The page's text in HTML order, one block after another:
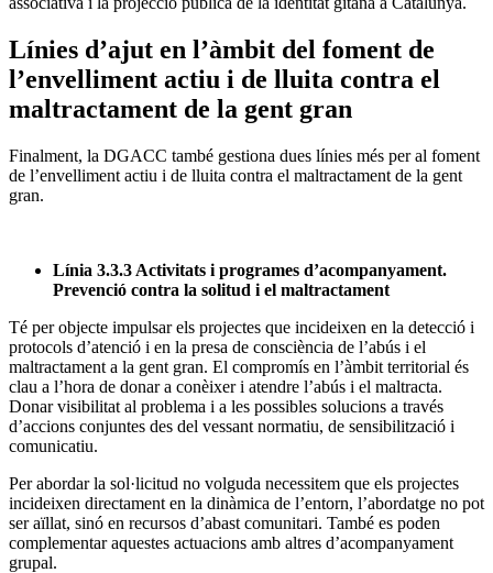
Línies d’ajut en l’àmbit del foment de
l’envelliment actiu i de lluita contra el
maltractament de la gent gran
Finalment, la DGACC també gestiona dues línies més per al foment
de l’envelliment actiu i de lluita contra el maltractament de la gent
gran.
Línia 3.3.3 Activitats i programes d’acompanyament.
Prevenció contra la solitud i el maltractament
Té per objecte impulsar els projectes que incideixen en la detecció i
protocols d’atenció i en la presa de consciència de l’abús i el
maltractament a la gent gran. El compromís en l’àmbit territorial és
clau a l’hora de donar a conèixer i atendre l’abús i el maltracta.
Donar visibilitat al problema i a les possibles solucions a través
d’accions conjuntes des del vessant normatiu, de sensibilització i
comunicatiu.
Per abordar la sol·licitud no volguda necessitem que els projectes
incideixen directament en la dinàmica de l’entorn, l’abordatge no pot
ser aïllat, sinó en recursos d’abast comunitari. També es poden
complementar aquestes actuacions amb altres d’acompanyament
grupal.